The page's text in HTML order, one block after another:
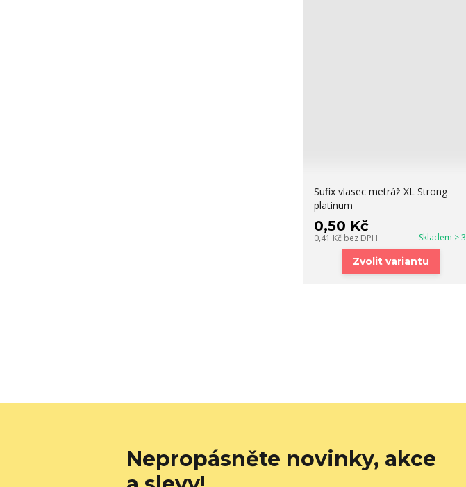
Sufix vlasec metráž XL Strong
platinum
0,50 Kč
0,41 Kč bez DPH Skladem > 3
Zvolit variantu
Nepropásněte novinky, akce